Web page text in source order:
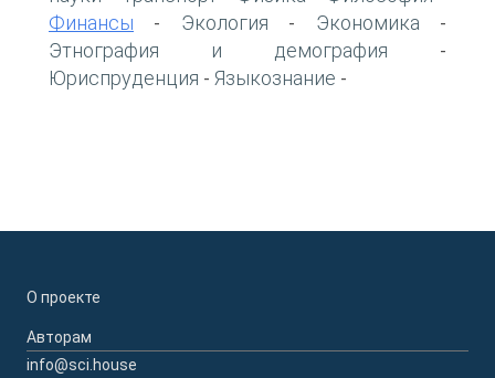
Финансы - Экология - Экономика -
Этнография и демография -
Юриспруденция - Языкознание -
О проекте
Авторам
info@sci.house